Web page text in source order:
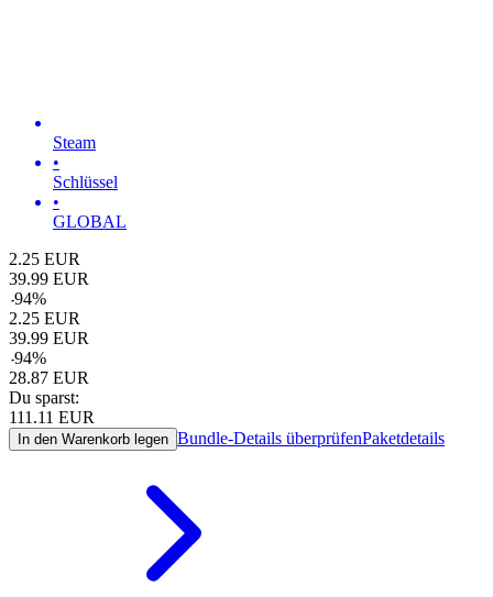
Steam
•
Schlüssel
•
GLOBAL
2.25 EUR
39.99 EUR
-94%
2.25 EUR
39.99 EUR
-94%
28.87 EUR
Du sparst:
111.11 EUR
In den Warenkorb legen Bundle-Details überprüfenPaketdetails